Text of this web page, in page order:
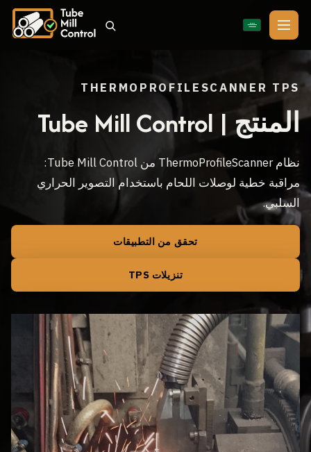
🇸🇦
THERMOPROFILESCANNER TPS
المنتج | Tube Mill Control
نظام ThermoProfileScanner من Tube Mill Control:
مراقبة خطية لوصلات اللحام باستخدام التصوير الحراري
السلبي.
تحقق من التطبيقات
تنزيلات TPS